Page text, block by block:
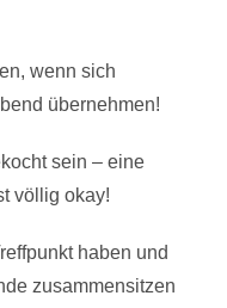
wenn sich
übernehmen!
sein – eine
völlig okay!
haben und
zusammensitzen